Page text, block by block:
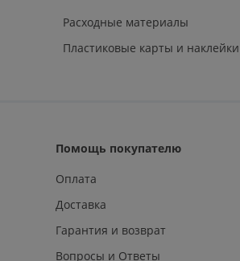
Расходные материалы
Пластиковые карты и наклейки
Помощь покупателю
Оплата
Доставка
Гарантия и возврат
Вопросы и Ответы